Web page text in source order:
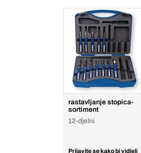
rastavljanje stopica-
sortiment
12-djelni
Prijavite se kako bi vidjeli